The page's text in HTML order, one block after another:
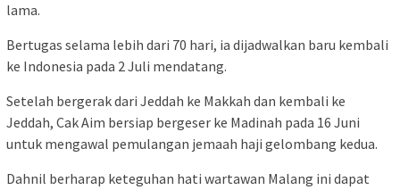
lama.
Bertugas selama lebih dari 70 hari, ia dijadwalkan baru kembali
ke Indonesia pada 2 Juli mendatang.
​Setelah bergerak dari Jeddah ke Makkah dan kembali ke
Jeddah, Cak Aim bersiap bergeser ke Madinah pada 16 Juni
untuk mengawal pemulangan jemaah haji gelombang kedua.
Dahnil berharap keteguhan hati wartawan Malang ini dapat